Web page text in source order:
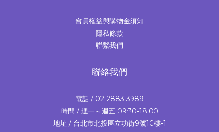
會員權益與購物金須知
隱私條款
聯繫我們
聯絡我們
電話 / 02-2883 3989
時間 / 週一～週五 09:30-18:00
地址 / 台北市北投區立功街9號10樓-1